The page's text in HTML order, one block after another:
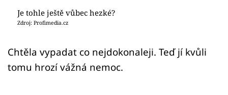
Je tohle ještě vůbec hezké?
Zdroj: Profimedia.cz
Chtěla vypadat co nejdokonaleji. Teď jí kvůli
tomu hrozí vážná nemoc.